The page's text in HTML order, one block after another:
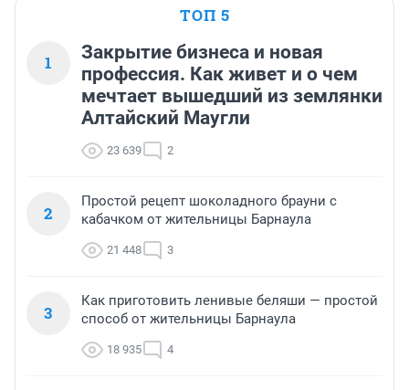
ТОП 5
1
Закрытие бизнеса и новая
профессия. Как живет и о чем
мечтает вышедший из землянки
Алтайский Маугли
23 639 2
2
Простой рецепт шоколадного брауни с
кабачком от жительницы Барнаула
21 448 3
3
Как приготовить ленивые беляши — простой
способ от жительницы Барнаула
18 935 4